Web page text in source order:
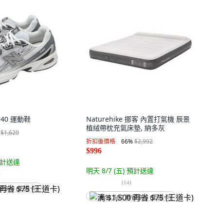
運動鞋
$1,629
送達
$75 (王道卡)
Naturehike 挪客 內置打氣機 辰景
植絨帶枕充氣床墊, 納多灰
折扣後價格 66%$2,992
$996
明天 8/7 (五) 預計送達
(14)
满 $1,500 再省 $75 (王道卡)